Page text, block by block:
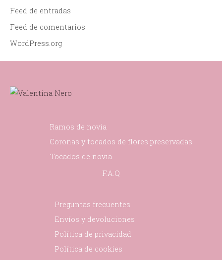
Feed de entradas
Feed de comentarios
WordPress.org
Ramos de novia
Coronas y tocados de flores preservadas
Tocados de novia
F.A.Q
Preguntas frecuentes
Envíos y devoluciones
Política de privacidad
Política de cookies